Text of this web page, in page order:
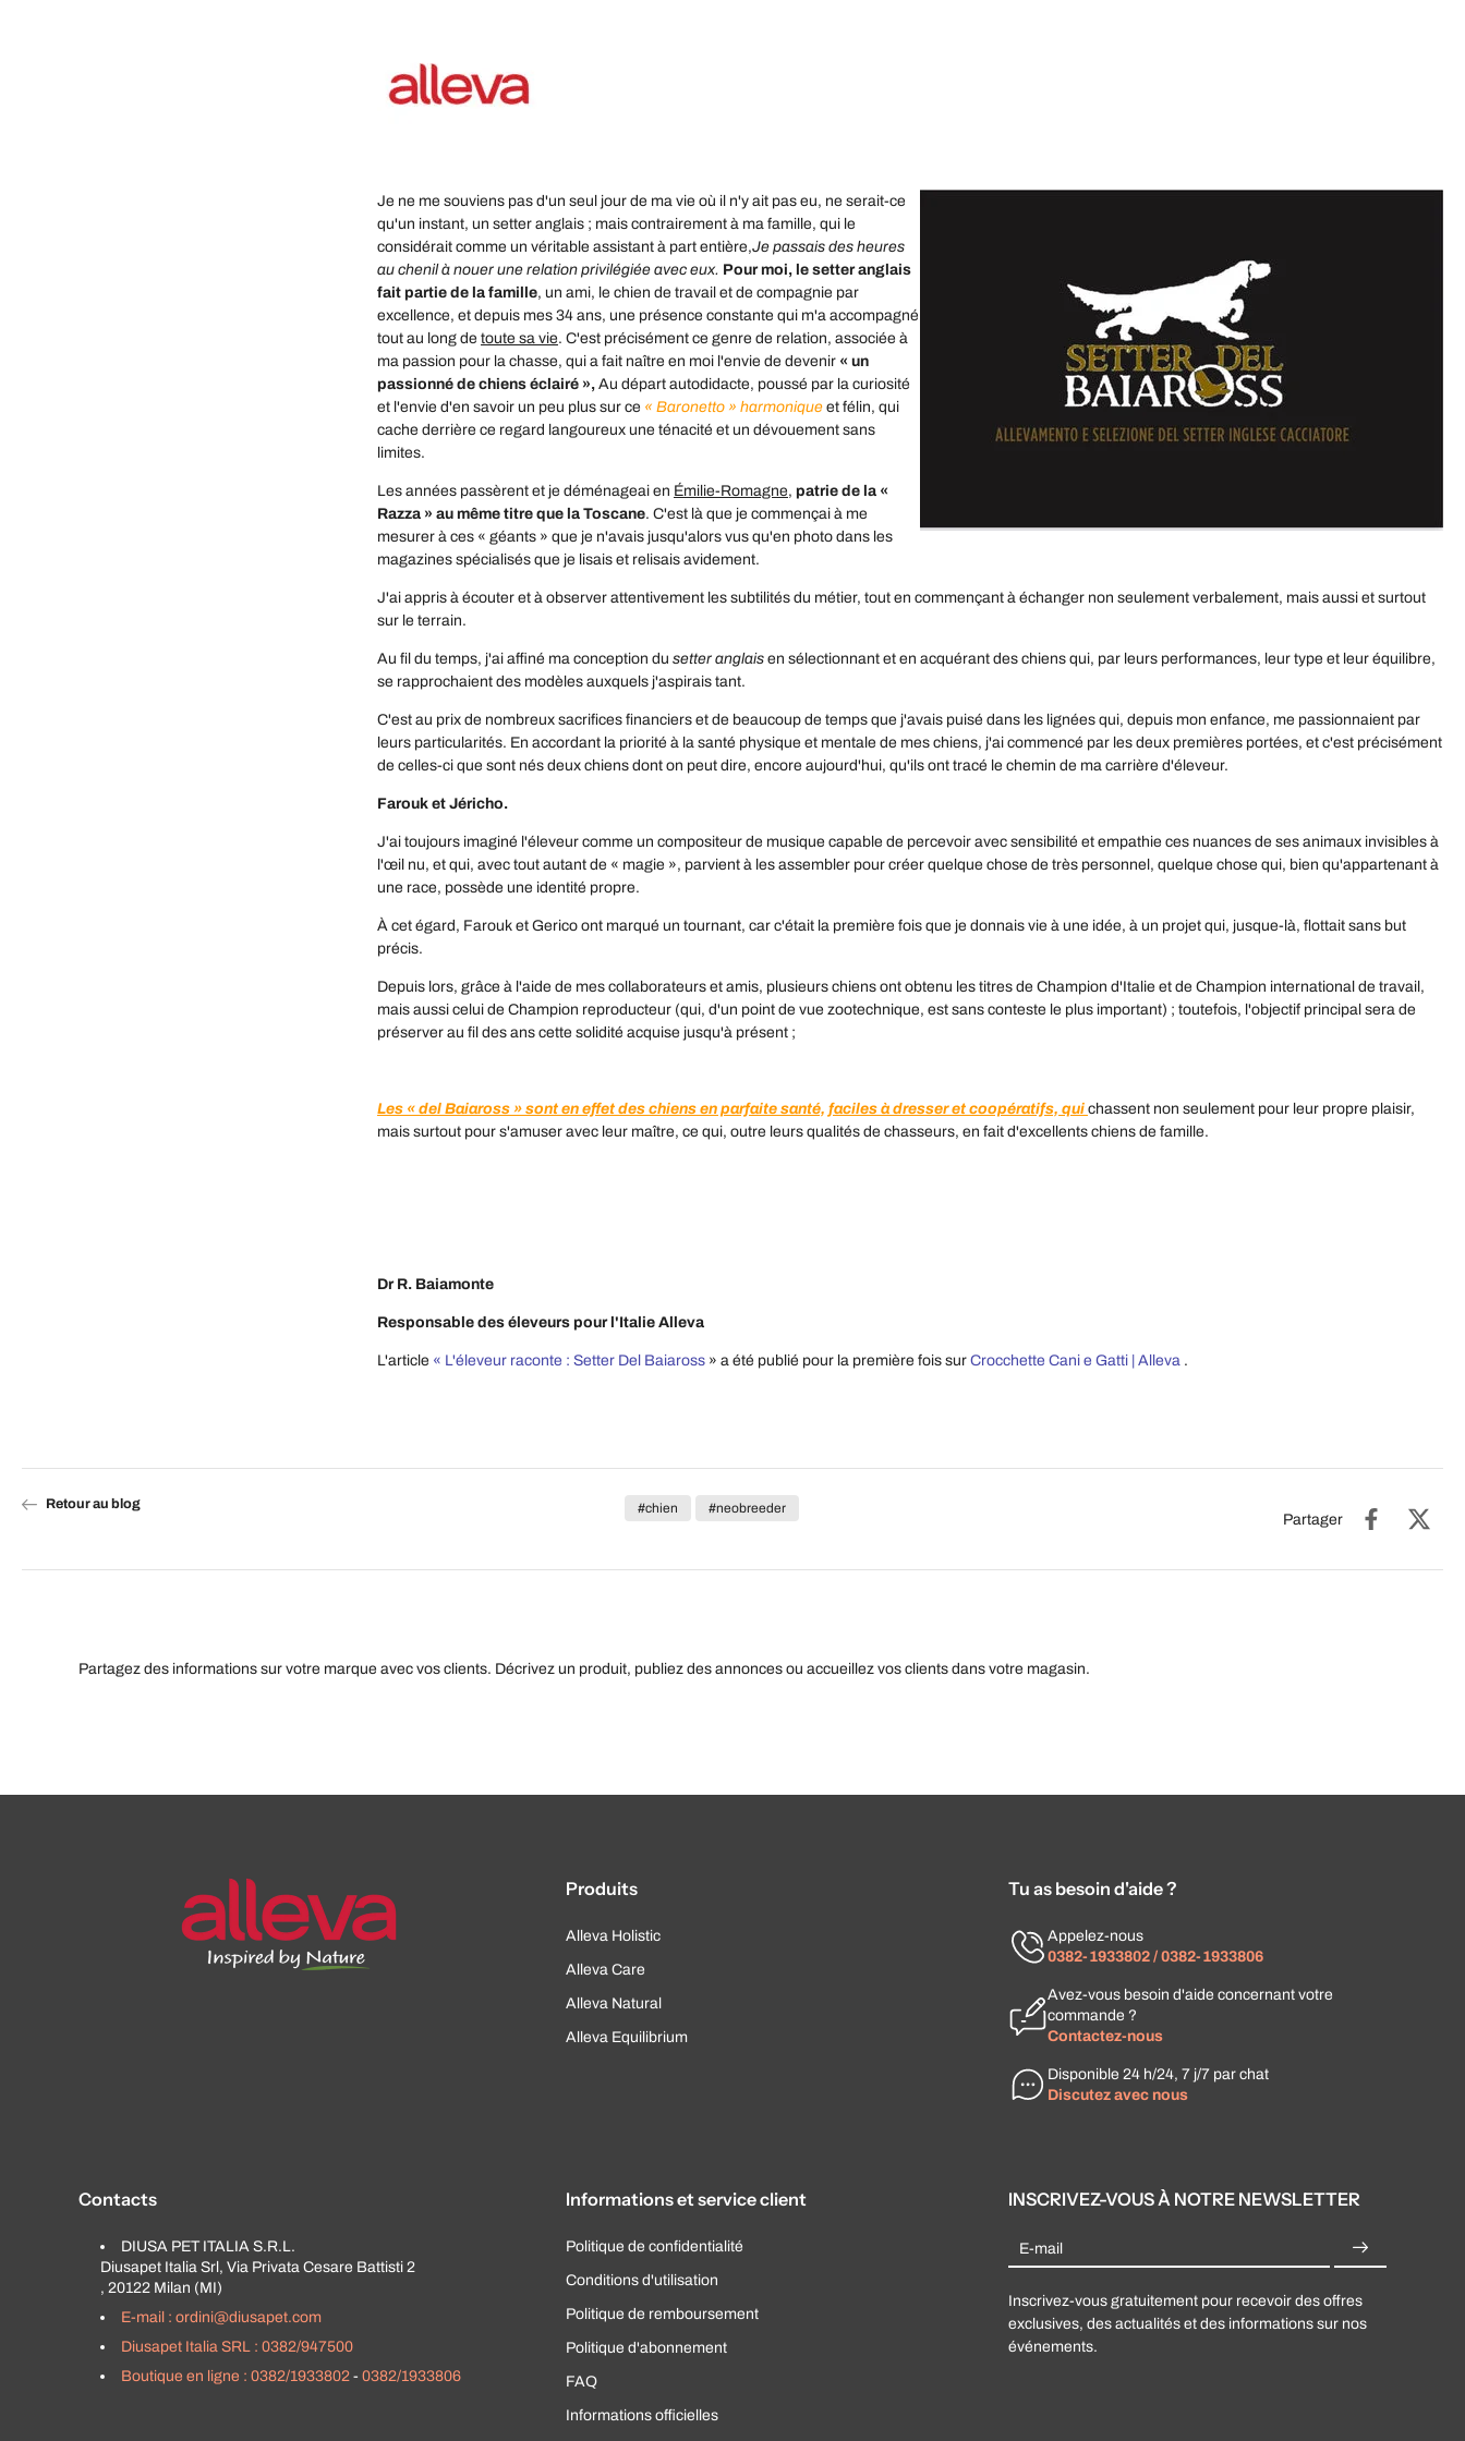
Je ne me souviens pas d'un seul jour de ma vie où il n'y ait pas eu, ne serait-ce
qu'un instant, un setter anglais ; mais contrairement à ma famille, qui le
considérait comme un véritable assistant à part entière,Je passais des heures
au chenil à nouer une relation privilégiée avec eux. Pour moi, le setter anglais
fait partie de la famille, un ami, le chien de travail et de compagnie par
excellence, et depuis mes 34 ans, une présence constante qui m'a accompagné
tout au long de toute sa vie. C'est précisément ce genre de relation, associée à
ma passion pour la chasse, qui a fait naître en moi l'envie de devenir « un
passionné de chiens éclairé », Au départ autodidacte, poussé par la curiosité
et l'envie d'en savoir un peu plus sur ce « Baronetto » harmonique et félin, qui
cache derrière ce regard langoureux une ténacité et un dévouement sans
limites.
Les années passèrent et je déménageai en Émilie-Romagne, patrie de la «
Razza » au même titre que la Toscane. C'est là que je commençai à me
mesurer à ces « géants » que je n'avais jusqu'alors vus qu'en photo dans les
magazines spécialisés que je lisais et relisais avidement.
J'ai appris à écouter et à observer attentivement les subtilités du métier, tout en commençant à échanger non seulement verbalement, mais aussi et surtout
sur le terrain.
Au fil du temps, j'ai affiné ma conception du setter anglais en sélectionnant et en acquérant des chiens qui, par leurs performances, leur type et leur équilibre,
se rapprochaient des modèles auxquels j'aspirais tant.
C'est au prix de nombreux sacrifices financiers et de beaucoup de temps que j'avais puisé dans les lignées qui, depuis mon enfance, me passionnaient par
leurs particularités. En accordant la priorité à la santé physique et mentale de mes chiens, j'ai commencé par les deux premières portées, et c'est précisément
de celles-ci que sont nés deux chiens dont on peut dire, encore aujourd'hui, qu'ils ont tracé le chemin de ma carrière d'éleveur.
Farouk et Jéricho.
J'ai toujours imaginé l'éleveur comme un compositeur de musique capable de percevoir avec sensibilité et empathie ces nuances de ses animaux invisibles à
l'œil nu, et qui, avec tout autant de « magie », parvient à les assembler pour créer quelque chose de très personnel, quelque chose qui, bien qu'appartenant à
une race, possède une identité propre.
À cet égard, Farouk et Gerico ont marqué un tournant, car c'était la première fois que je donnais vie à une idée, à un projet qui, jusque-là, flottait sans but
précis.
Depuis lors, grâce à l'aide de mes collaborateurs et amis, plusieurs chiens ont obtenu les titres de Champion d'Italie et de Champion international de travail,
mais aussi celui de Champion reproducteur (qui, d'un point de vue zootechnique, est sans conteste le plus important) ; toutefois, l'objectif principal sera de
préserver au fil des ans cette solidité acquise jusqu'à présent ;
Les « del Baiaross » sont en effet des chiens en parfaite santé, faciles à dresser et coopératifs, qui chassent non seulement pour leur propre plaisir,
mais surtout pour s'amuser avec leur maître, ce qui, outre leurs qualités de chasseurs, en fait d'excellents chiens de famille.
Dr R. Baiamonte
Responsable des éleveurs pour l'Italie Alleva
L'article « L'éleveur raconte : Setter Del Baiaross » a été publié pour la première fois sur Crocchette Cani e Gatti | Alleva .
Retour au blog #chien #neobreeder
Partager
Partagez des informations sur votre marque avec vos clients. Décrivez un produit, publiez des annonces ou accueillez vos clients dans votre magasin.
Produits
Alleva Holistic
Alleva Care
Alleva Natural
Alleva Equilibrium
Tu as besoin d'aide ?
Appelez-nous
0382-1933802 / 0382-1933806
Avez-vous besoin d'aide concernant votre
commande ?
Contactez-nous
Disponible 24 h/24, 7 j/7 par chat
Discutez avec nous
Contacts
DIUSA PET ITALIA S.R.L.
Diusapet Italia Srl, Via Privata Cesare Battisti 2
, 20122 Milan (MI)
E-mail : ordini@diusapet.com
Diusapet Italia SRL : 0382/947500
Boutique en ligne : 0382/1933802 -0382/1933806
Informations et service client
Politique de confidentialité
Conditions d'utilisation
Politique de remboursement
Politique d'abonnement
FAQ
Informations officielles
INSCRIVEZ-VOUS À NOTRE NEWSLETTER
E-mail
Inscrivez-vous gratuitement pour recevoir des offres
exclusives, des actualités et des informations sur nos
événements.